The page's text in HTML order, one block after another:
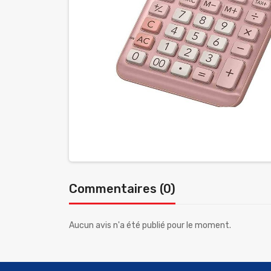
Commentaires (0)
Aucun avis n'a été publié pour le moment.